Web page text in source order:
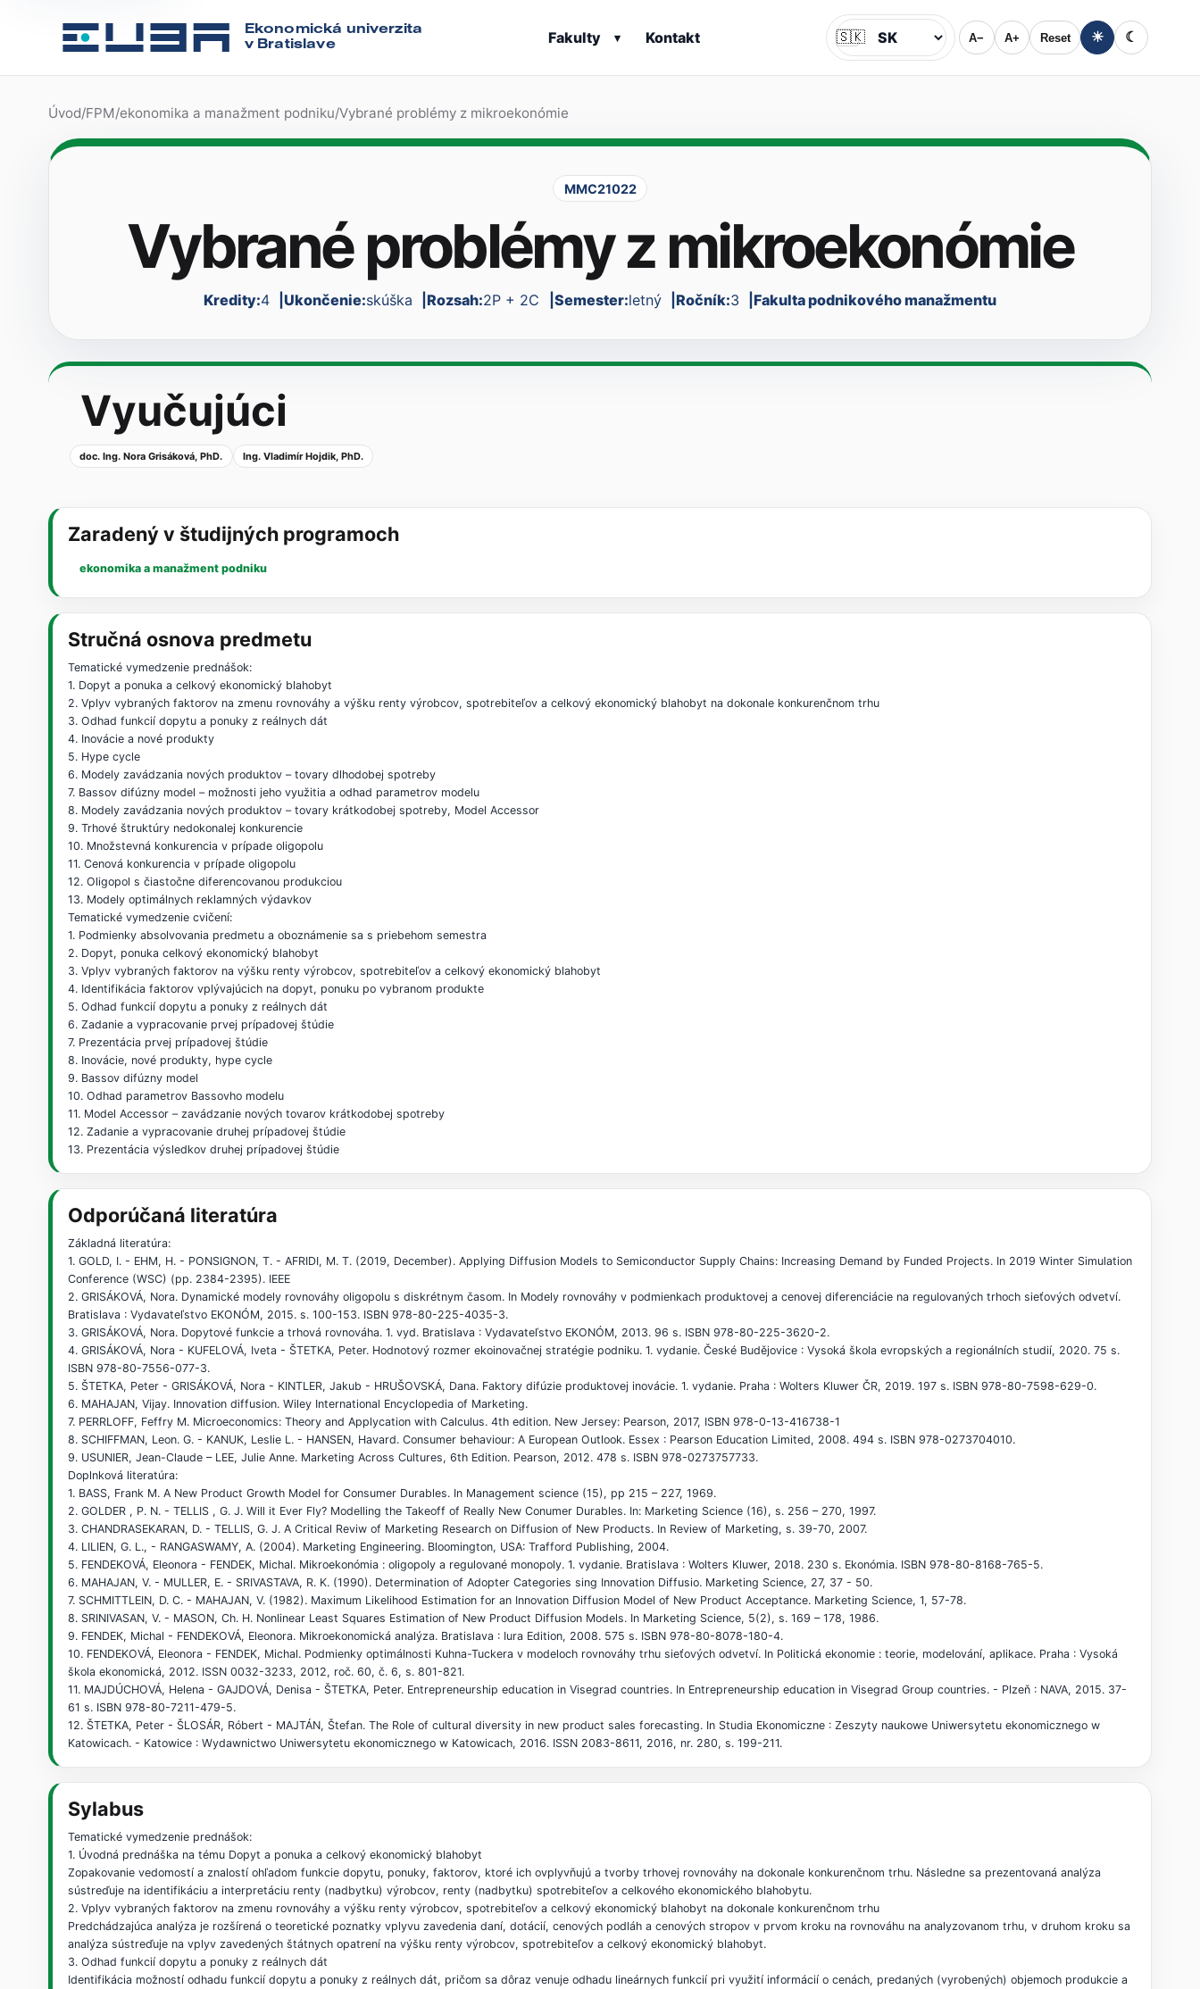
Ekonomická univerzita
v Bratislave
Fakulty ▾ Kontakt Jazyk
🇸🇰 A− A+ Reset ☀ ☾
Úvod/FPM/ekonomika a manažment podniku/Vybrané problémy z mikroekonómie
MMC21022
Vybrané problémy z mikroekonómie
Kredity:4 Ukončenie:skúška Rozsah:2P + 2C Semester:letný Ročník:3 Fakulta podnikového manažmentu
Vyučujúci
doc. Ing. Nora Grisáková, PhD. Ing. Vladimír Hojdik, PhD.
Zaradený v študijných programoch
ekonomika a manažment podniku
Stručná osnova predmetu
Tematické vymedzenie prednášok:
1. Dopyt a ponuka a celkový ekonomický blahobyt
2. Vplyv vybraných faktorov na zmenu rovnováhy a výšku renty výrobcov, spotrebiteľov a celkový ekonomický blahobyt na dokonale konkurenčnom trhu
3. Odhad funkcií dopytu a ponuky z reálnych dát
4. Inovácie a nové produkty
5. Hype cycle
6. Modely zavádzania nových produktov – tovary dlhodobej spotreby
7. Bassov difúzny model – možnosti jeho využitia a odhad parametrov modelu
8. Modely zavádzania nových produktov – tovary krátkodobej spotreby, Model Accessor
9. Trhové štruktúry nedokonalej konkurencie
10. Množstevná konkurencia v prípade oligopolu
11. Cenová konkurencia v prípade oligopolu
12. Oligopol s čiastočne diferencovanou produkciou
13. Modely optimálnych reklamných výdavkov
Tematické vymedzenie cvičení:
1. Podmienky absolvovania predmetu a oboznámenie sa s priebehom semestra
2. Dopyt, ponuka celkový ekonomický blahobyt
3. Vplyv vybraných faktorov na výšku renty výrobcov, spotrebiteľov a celkový ekonomický blahobyt
4. Identifikácia faktorov vplývajúcich na dopyt, ponuku po vybranom produkte
5. Odhad funkcií dopytu a ponuky z reálnych dát
6. Zadanie a vypracovanie prvej prípadovej štúdie
7. Prezentácia prvej prípadovej štúdie
8. Inovácie, nové produkty, hype cycle
9. Bassov difúzny model
10. Odhad parametrov Bassovho modelu
11. Model Accessor – zavádzanie nových tovarov krátkodobej spotreby
12. Zadanie a vypracovanie druhej prípadovej štúdie
13. Prezentácia výsledkov druhej prípadovej štúdie
Odporúčaná literatúra
Základná literatúra:
1. GOLD, I. - EHM, H. - PONSIGNON, T. - AFRIDI, M. T. (2019, December). Applying Diffusion Models to Semiconductor Supply Chains: Increasing Demand by Funded Projects. In 2019 Winter Simulation
Conference (WSC) (pp. 2384-2395). IEEE
2. GRISÁKOVÁ, Nora. Dynamické modely rovnováhy oligopolu s diskrétnym časom. In Modely rovnováhy v podmienkach produktovej a cenovej diferenciácie na regulovaných trhoch sieťových odvetví.
Bratislava : Vydavateľstvo EKONÓM, 2015. s. 100-153. ISBN 978-80-225-4035-3.
3. GRISÁKOVÁ, Nora. Dopytové funkcie a trhová rovnováha. 1. vyd. Bratislava : Vydavateľstvo EKONÓM, 2013. 96 s. ISBN 978-80-225-3620-2.
4. GRISÁKOVÁ, Nora - KUFELOVÁ, Iveta - ŠTETKA, Peter. Hodnotový rozmer ekoinovačnej stratégie podniku. 1. vydanie. České Budějovice : Vysoká škola evropských a regionálních studií, 2020. 75 s.
ISBN 978-80-7556-077-3.
5. ŠTETKA, Peter - GRISÁKOVÁ, Nora - KINTLER, Jakub - HRUŠOVSKÁ, Dana. Faktory difúzie produktovej inovácie. 1. vydanie. Praha : Wolters Kluwer ČR, 2019. 197 s. ISBN 978-80-7598-629-0.
6. MAHAJAN, Vijay. Innovation diffusion. Wiley International Encyclopedia of Marketing.
7. PERRLOFF, Feffry M. Microeconomics: Theory and Applycation with Calculus. 4th edition. New Jersey: Pearson, 2017, ISBN 978-0-13-416738-1
8. SCHIFFMAN, Leon. G. - KANUK, Leslie L. - HANSEN, Havard. Consumer behaviour: A European Outlook. Essex : Pearson Education Limited, 2008. 494 s. ISBN 978-0273704010.
9. USUNIER, Jean-Claude – LEE, Julie Anne. Marketing Across Cultures, 6th Edition. Pearson, 2012. 478 s. ISBN 978-0273757733.
Doplnková literatúra:
1. BASS, Frank M. A New Product Growth Model for Consumer Durables. In Management science (15), pp 215 – 227, 1969.
2. GOLDER , P. N. - TELLIS , G. J. Will it Ever Fly? Modelling the Takeoff of Really New Conumer Durables. In: Marketing Science (16), s. 256 – 270, 1997.
3. CHANDRASEKARAN, D. - TELLIS, G. J. A Critical Reviw of Marketing Research on Diffusion of New Products. In Review of Marketing, s. 39-70, 2007.
4. LILIEN, G. L., - RANGASWAMY, A. (2004). Marketing Engineering. Bloomington, USA: Trafford Publishing, 2004.
5. FENDEKOVÁ, Eleonora - FENDEK, Michal. Mikroekonómia : oligopoly a regulované monopoly. 1. vydanie. Bratislava : Wolters Kluwer, 2018. 230 s. Ekonómia. ISBN 978-80-8168-765-5.
6. MAHAJAN, V. - MULLER, E. - SRIVASTAVA, R. K. (1990). Determination of Adopter Categories sing Innovation Diffusio. Marketing Science, 27, 37 - 50.
7. SCHMITTLEIN, D. C. - MAHAJAN, V. (1982). Maximum Likelihood Estimation for an Innovation Diffusion Model of New Product Acceptance. Marketing Science, 1, 57-78.
8. SRINIVASAN, V. - MASON, Ch. H. Nonlinear Least Squares Estimation of New Product Diffusion Models. In Marketing Science, 5(2), s. 169 – 178, 1986.
9. FENDEK, Michal - FENDEKOVÁ, Eleonora. Mikroekonomická analýza. Bratislava : Iura Edition, 2008. 575 s. ISBN 978-80-8078-180-4.
10. FENDEKOVÁ, Eleonora - FENDEK, Michal. Podmienky optimálnosti Kuhna-Tuckera v modeloch rovnováhy trhu sieťových odvetví. In Politická ekonomie : teorie, modelování, aplikace. Praha : Vysoká
škola ekonomická, 2012. ISSN 0032-3233, 2012, roč. 60, č. 6, s. 801-821.
11. MAJDÚCHOVÁ, Helena - GAJDOVÁ, Denisa - ŠTETKA, Peter. Entrepreneurship education in Visegrad countries. In Entrepreneurship education in Visegrad Group countries. - Plzeň : NAVA, 2015. 37-
61 s. ISBN 978-80-7211-479-5.
12. ŠTETKA, Peter - ŠLOSÁR, Róbert - MAJTÁN, Štefan. The Role of cultural diversity in new product sales forecasting. In Studia Ekonomiczne : Zeszyty naukowe Uniwersytetu ekonomicznego w
Katowicach. - Katowice : Wydawnictwo Uniwersytetu ekonomicznego w Katowicach, 2016. ISSN 2083-8611, 2016, nr. 280, s. 199-211.
Sylabus
Tematické vymedzenie prednášok:
1. Úvodná prednáška na tému Dopyt a ponuka a celkový ekonomický blahobyt
Zopakovanie vedomostí a znalostí ohľadom funkcie dopytu, ponuky, faktorov, ktoré ich ovplyvňujú a tvorby trhovej rovnováhy na dokonale konkurenčnom trhu. Následne sa prezentovaná analýza
sústreďuje na identifikáciu a interpretáciu renty (nadbytku) výrobcov, renty (nadbytku) spotrebiteľov a celkového ekonomického blahobytu.
2. Vplyv vybraných faktorov na zmenu rovnováhy a výšku renty výrobcov, spotrebiteľov a celkový ekonomický blahobyt na dokonale konkurenčnom trhu
Predchádzajúca analýza je rozšírená o teoretické poznatky vplyvu zavedenia daní, dotácií, cenových podláh a cenových stropov v prvom kroku na rovnováhu na analyzovanom trhu, v druhom kroku sa
analýza sústreďuje na vplyv zavedených štátnych opatrení na výšku renty výrobcov, spotrebiteľov a celkový ekonomický blahobyt.
3. Odhad funkcií dopytu a ponuky z reálnych dát
Identifikácia možností odhadu funkcií dopytu a ponuky z reálnych dát, pričom sa dôraz venuje odhadu lineárnych funkcií pri využití informácií o cenách, predaných (vyrobených) objemoch produkcie a